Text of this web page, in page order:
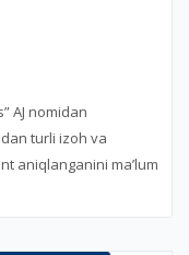
AJ nomidan
turli izoh va
aniqlanganini ma’lum